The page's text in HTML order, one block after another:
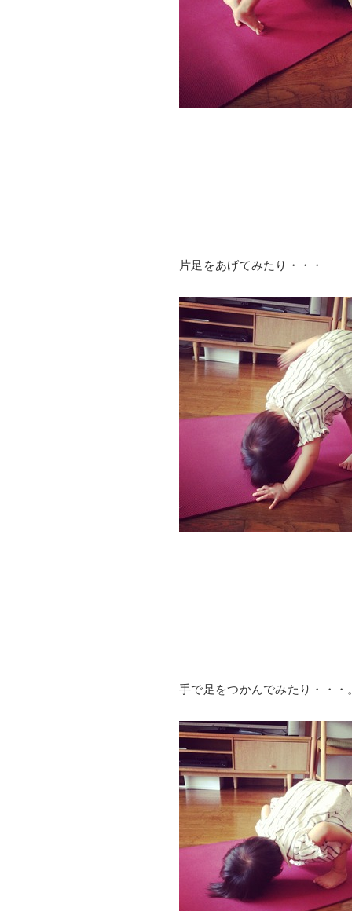
片足をあげてみたり・・・
手で足をつかんでみたり・・・